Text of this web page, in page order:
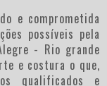
e comprometida
possíveis pela
- Rio grande
e costura o que,
qualificados e